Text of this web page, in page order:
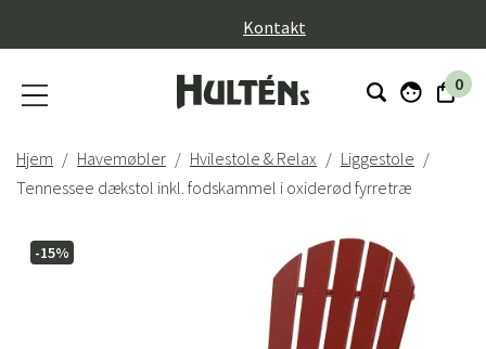
Kontakt
0
Hjem Havemøbler Hvilestole & Relax
Liggestole
Tennessee dækstol inkl. fodskammel i oxiderød fyrretræ
-15%